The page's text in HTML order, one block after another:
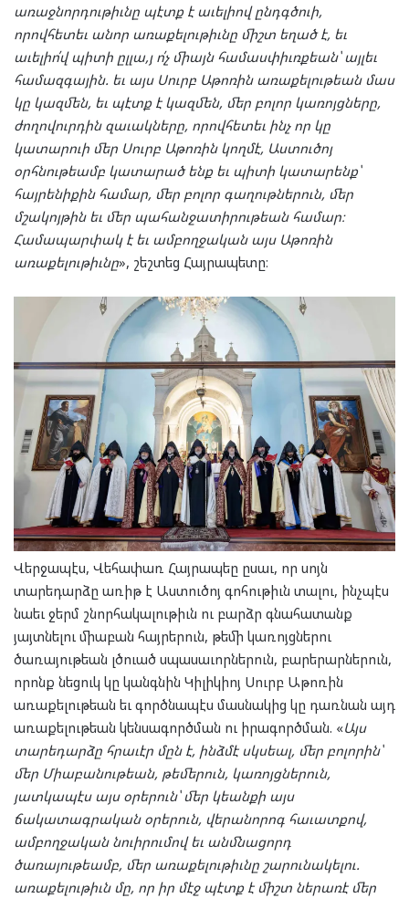
առաջնորդութիւնը պէտք է աւելիով ընդգծուի,
որովհետեւ անոր առաքելութիւնը միշտ եղած է, եւ
աւելիո՛վ պիտի ըլլա,յ ո՛չ միայն համասփիւռքեան՝ այլեւ
համազգային. եւ այս Սուրբ Աթոռին առաքելութեան մաս
կը կազմեն, եւ պէտք է կազմեն, մեր բոլոր կառոյցները,
ժողովուրդին զաւակները, որովհետեւ ինչ որ կը
կատարուի մեր Սուրբ Աթոռին կողմէ, Աստուծոյ
օրհնութեամբ կատարած ենք եւ պիտի կատարենք՝
հայրենիքին համար, մեր բոլոր գաղութներուն, մեր
մշակոյթին եւ մեր պահանջատիրութեան համար։
Համապարփակ է եւ ամբողջական այս Աթոռին
առաքելութիւնը», շեշտեց Հայրապետը։
Վերջապէս, Վեհափառ Հայրապեը ըսաւ, որ սոյն
տարեդարձը առիթ է Աստուծոյ գոհութիւն տալու, ինչպէս
նաեւ ջերմ շնորհակալութիւն ու բարձր գնահատանք
յայտնելու միաբան հայրերուն, թեմի կառոյցներու
ծառայութեան լծուած սպասաւորներուն, բարերարներուն,
որոնք նեցուկ կը կանգնին Կիլիկիոյ Սուրբ Աթոռին
առաքելութեան եւ գործնապէս մասնակից կը դառնան այդ
առաքելութեան կենսագործման ու իրագործման. «Այս
տարեդարձը հրաւէր մըն է, ինձմէ սկսեալ, մեր բոլորին՝
մեր Միաբանութեան, թեմերուն, կառոյցներուն,
յատկապէս այս օրերուն՝ մեր կեանքի այս
ճակատագրական օրերուն, վերանորոգ հաւատքով,
ամբողջական նուիրումով եւ անմնացորդ
ծառայութեամբ, մեր առաքելութիւնը շարունակելու.
առաքելութիւն մը, որ իր մէջ պէտք է միշտ ներառէ մեր